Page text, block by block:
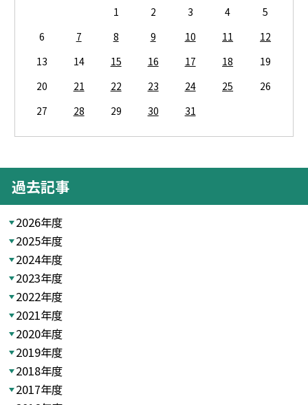
1 2 3 4
5
6
7 8 9 10 11
12
13
14 15 16 17 18
19
20
21 22 23 24 25
26
27
28 29 30 31
過去記事
2026年度
2025年度
2024年度
2023年度
2022年度
2021年度
2020年度
2019年度
2018年度
2017年度